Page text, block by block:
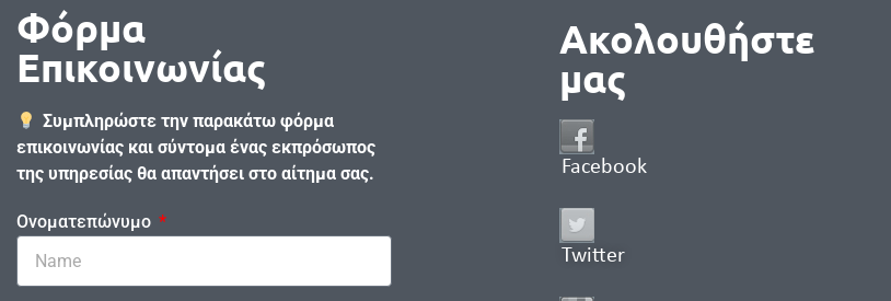
Φόρμα
Επικοινωνίας
Συμπληρώστε την παρακάτω φόρμα
επικοινωνίας και σύντομα ένας εκπρόσωπος
της υπηρεσίας θα απαντήσει στο αίτημα σας.
Ονοματεπώνυμο
Ακολουθήστε
μας
Facebook
Twitter